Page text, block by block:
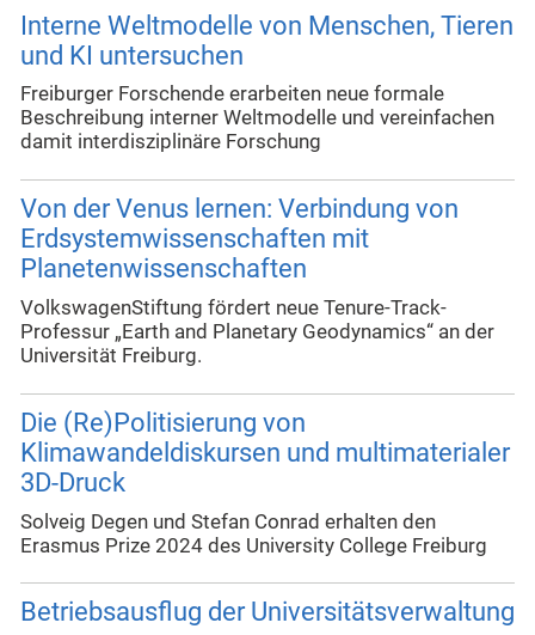
Interne Weltmodelle von Menschen, Tieren
und KI untersuchen
Freiburger Forschende erarbeiten neue formale
Beschreibung interner Weltmodelle und vereinfachen
damit interdisziplinäre Forschung
Von der Venus lernen: Verbindung von
Erdsystemwissenschaften mit
Planetenwissenschaften
VolkswagenStiftung fördert neue Tenure-Track-
Professur „Earth and Planetary Geodynamics“ an der
Universität Freiburg.
Die (Re)Politisierung von
Klimawandeldiskursen und multimaterialer
3D-Druck
Solveig Degen und Stefan Conrad erhalten den
Erasmus Prize 2024 des University College Freiburg
Betriebsausflug der Universitätsverwaltung